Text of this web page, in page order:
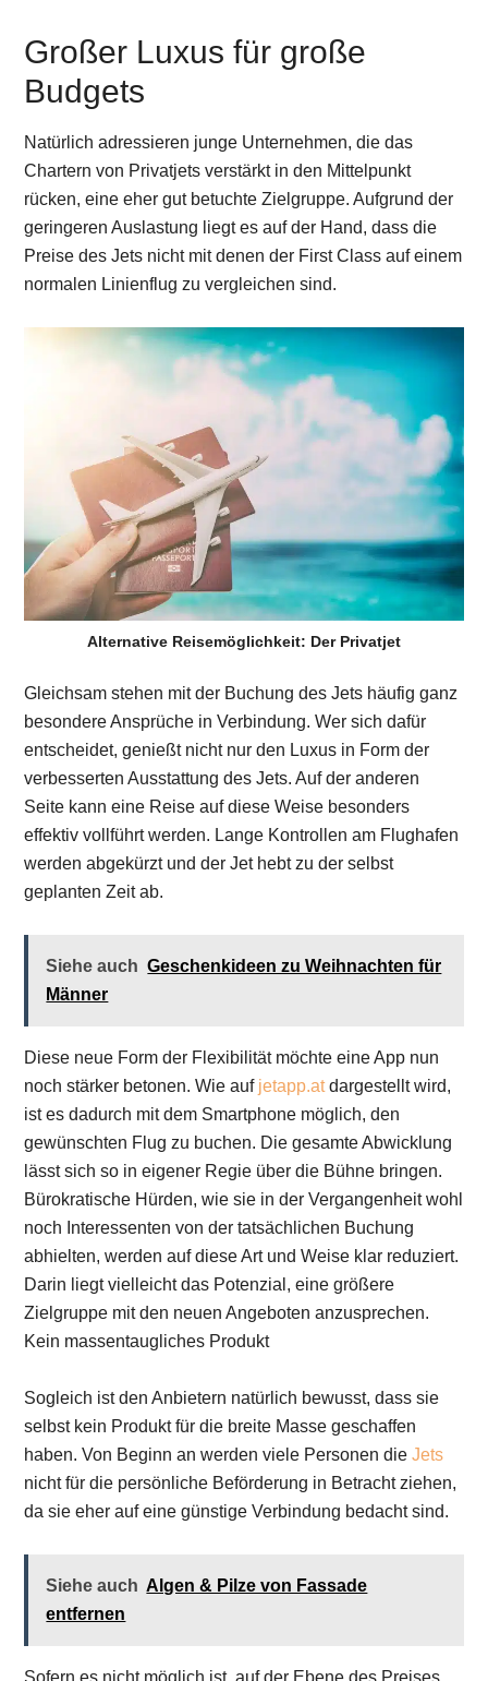
Großer Luxus für große
Budgets
Natürlich adressieren junge Unternehmen, die das
Chartern von Privatjets verstärkt in den Mittelpunkt
rücken, eine eher gut betuchte Zielgruppe. Aufgrund der
geringeren Auslastung liegt es auf der Hand, dass die
Preise des Jets nicht mit denen der First Class auf einem
normalen Linienflug zu vergleichen sind.
Alternative Reisemöglichkeit: Der Privatjet
Gleichsam stehen mit der Buchung des Jets häufig ganz
besondere Ansprüche in Verbindung. Wer sich dafür
entscheidet, genießt nicht nur den Luxus in Form der
verbesserten Ausstattung des Jets. Auf der anderen
Seite kann eine Reise auf diese Weise besonders
effektiv vollführt werden. Lange Kontrollen am Flughafen
werden abgekürzt und der Jet hebt zu der selbst
geplanten Zeit ab.
Siehe auch Geschenkideen zu Weihnachten für
Männer
Diese neue Form der Flexibilität möchte eine App nun
noch stärker betonen. Wie auf jetapp.atdargestellt wird,
ist es dadurch mit dem Smartphone möglich, den
gewünschten Flug zu buchen. Die gesamte Abwicklung
lässt sich so in eigener Regie über die Bühne bringen.
Bürokratische Hürden, wie sie in der Vergangenheit wohl
noch Interessenten von der tatsächlichen Buchung
abhielten, werden auf diese Art und Weise klar reduziert.
Darin liegt vielleicht das Potenzial, eine größere
Zielgruppe mit den neuen Angeboten anzusprechen.
Kein massentaugliches Produkt
Sogleich ist den Anbietern natürlich bewusst, dass sie
selbst kein Produkt für die breite Masse geschaffen
haben. Von Beginn an werden viele Personen dieJets
nicht für die persönliche Beförderung in Betracht ziehen,
da sie eher auf eine günstige Verbindung bedacht sind.
Siehe auch Algen & Pilze von Fassade
entfernen
Sofern es nicht möglich ist, auf der Ebene des Preises